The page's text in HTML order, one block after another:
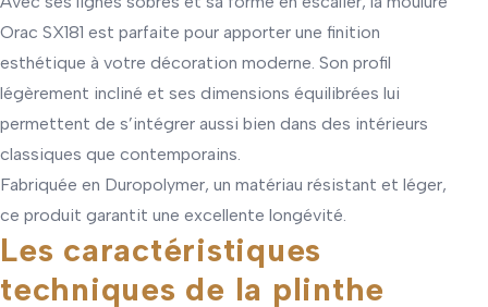
Orac SX181 est parfaite pour apporter une finition
esthétique à votre décoration moderne. Son profil
légèrement incliné et ses dimensions équilibrées lui
permettent de s’intégrer aussi bien dans des intérieurs
classiques que contemporains.
Fabriquée en Duropolymer, un matériau résistant et léger,
ce produit garantit une excellente longévité.
Les caractéristiques
techniques de la plinthe